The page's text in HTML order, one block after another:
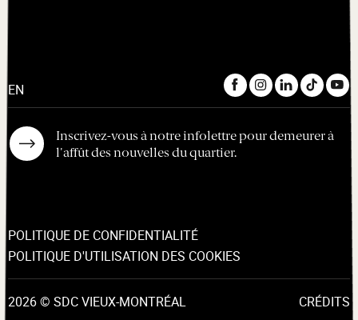
Inscrivez-vous à notre infolettre pour demeurer à
l'affût des nouvelles du quartier.
EN
POLITIQUE DE CONFIDENTIALITÉ
POLITIQUE D'UTILISATION DES COOKIES
2026 © SDC VIEUX-MONTRÉAL CRÉDITS